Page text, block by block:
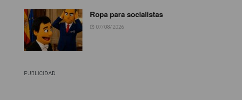
Ropa para socialistas
07/08/2026
PUBLICIDAD